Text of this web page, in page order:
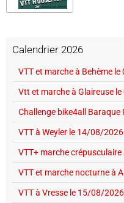
Calendrier 2026
VTT et marche à Behème le
Vtt et marche à Glaireuse
Challenge bike4all
VTT à Weyler le 14/08/2026
VTT+ marche
VTT et marche nocturne à
VTT à Vresse le 15/08/2026